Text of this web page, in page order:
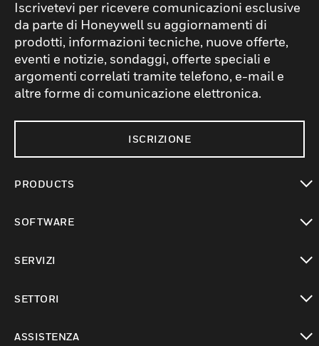
Iscrivetevi per ricevere comunicazioni esclusive
da parte di Honeywell su aggiornamenti di
prodotti, informazioni tecniche, nuove offerte,
eventi e notizie, sondaggi, offerte speciali e
argomenti correlati tramite telefono, e-mail e
altre forme di comunicazione elettronica.
ISCRIZIONE
PRODUCTS
SOFTWARE
SERVIZI
SETTORI
ASSISTENZA